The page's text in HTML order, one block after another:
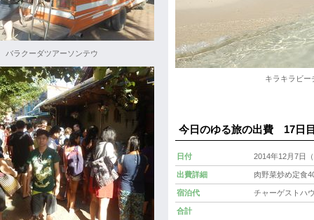
キラキラビ
今日のゆる旅の
日付 2014年12月7
出費詳細 肉野菜炒め定
宿泊代 チャーゲストハ
合計
バラクーダツアーソンテウ